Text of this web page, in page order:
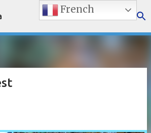
au contenu principal
French